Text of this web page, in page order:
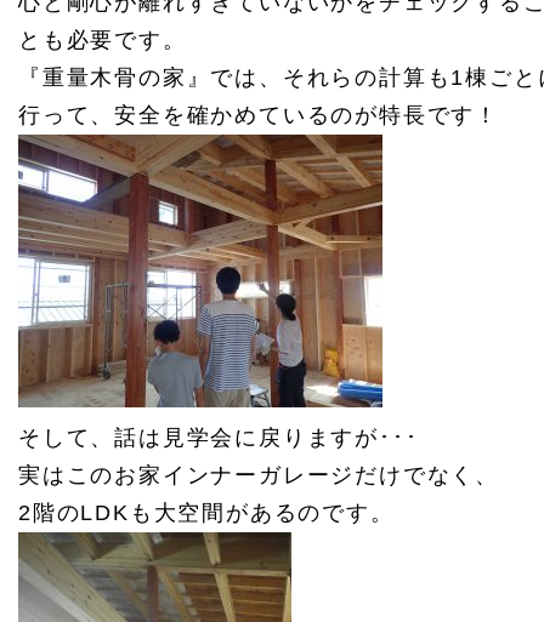
とも必要です。
『重量木骨の家』では、それらの計算も1棟ごと
行って、安全を確かめているのが特長です！
そして、話は見学会に戻りますが･･･
実はこのお家インナーガレージだけでなく、
2階のLDKも大空間があるのです。